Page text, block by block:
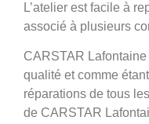
L’atelier est facile à
associé à plusieurs
CARSTAR
qualité et comme
réparations de tous
de CARSTAR